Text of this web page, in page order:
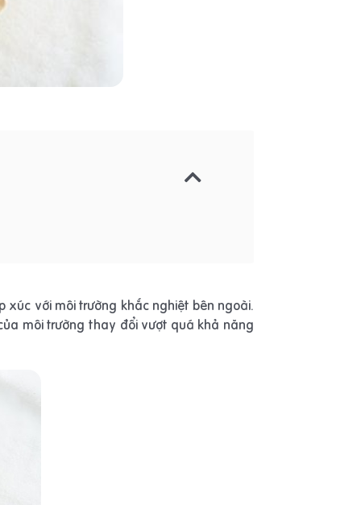
với môi trường khắc nghiệt bên ngoài.
môi trường thay đổi vượt quá khả năng